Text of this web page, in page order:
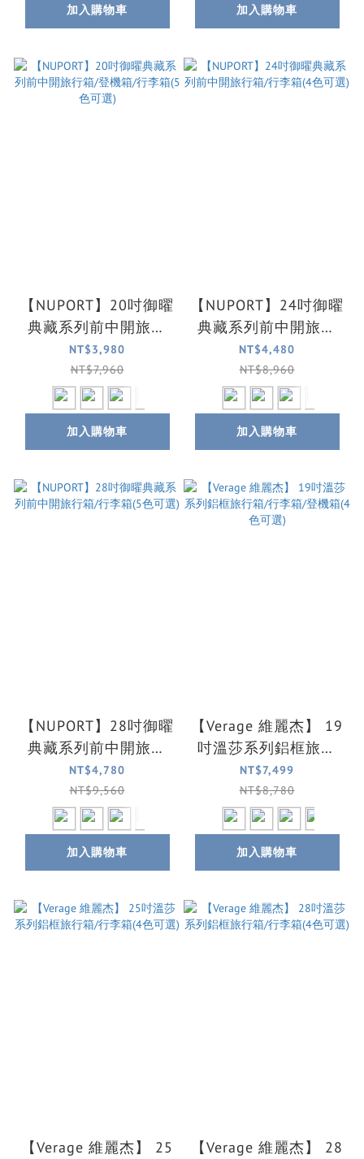
加入購物車 加入購物車
【NUPORT】20吋御曜
典藏系列前中開旅行
箱/登機箱/行李箱(5色
可選)
NT$3,980
NT$7,960
加入購物車
【NUPORT】24吋御曜
典藏系列前中開旅行
箱/行李箱(4色可選)
NT$4,480
NT$8,960
加入購物車
【NUPORT】28吋御曜
典藏系列前中開旅行
箱/行李箱(5色可選)
NT$4,780
NT$9,560
加入購物車
【Verage 維麗杰】 19
吋溫莎系列鋁框旅行
箱/行李箱/登機箱(4色
可選)
NT$7,499
NT$8,780
加入購物車
【Verage 維麗杰】 25
【Verage 維麗杰】 28